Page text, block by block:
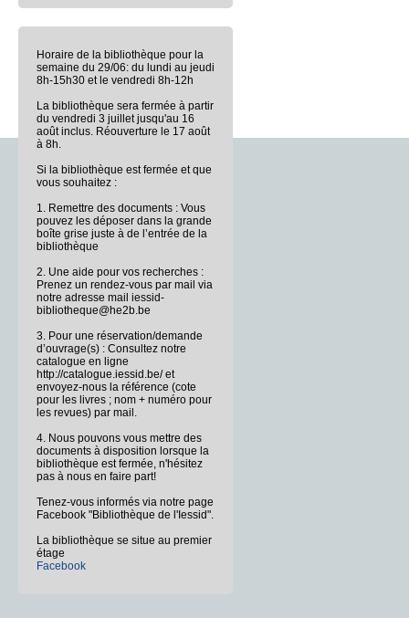
Horaire de la bibliothèque pour la
semaine du 29/06: du lundi au jeudi
8h-15h30 et le vendredi 8h-12h
La bibliothèque sera fermée à partir
du vendredi 3 juillet jusqu'au 16
août inclus. Réouverture le 17 août
à 8h.
Si la bibliothèque est fermée et que
vous souhaitez :
1. Remettre des documents : Vous
pouvez les déposer dans la grande
boîte grise juste à de l’entrée de la
bibliothèque
2. Une aide pour vos recherches :
Prenez un rendez-vous par mail via
notre adresse mail iessid-
bibliotheque@he2b.be
3. Pour une réservation/demande
d’ouvrage(s) : Consultez notre
catalogue en ligne
http://catalogue.iessid.be/ et
envoyez-nous la référence (cote
pour les livres ; nom + numéro pour
les revues) par mail.
4. Nous pouvons vous mettre des
documents à disposition lorsque la
bibliothèque est fermée, n'hésitez
pas à nous en faire part!
Tenez-vous informés via notre page
Facebook "Bibliothèque de l'Iessid".
La bibliothèque se situe au premier
étage
Facebook